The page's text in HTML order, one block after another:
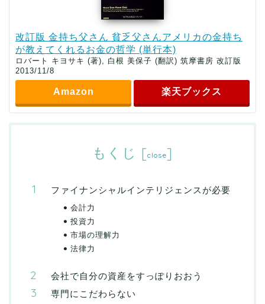
改訂版 金持ち父さん 貧乏父さんアメリカの金持ち
が教えてくれるお金の哲学 (単行本)
ロバート キヨサキ (著), 白根 美保子 (翻訳) 筑摩書房 改訂版
2013/11/8
Amazon 楽天ブックス
もくじ [close]
ファイナンシャルインテリジェンスが必要
会計力
投資力
市場の理解力
法律力
会社で自分の資産をすっぽりおおう
専門にこだわらない